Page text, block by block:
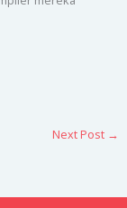
Next Post →